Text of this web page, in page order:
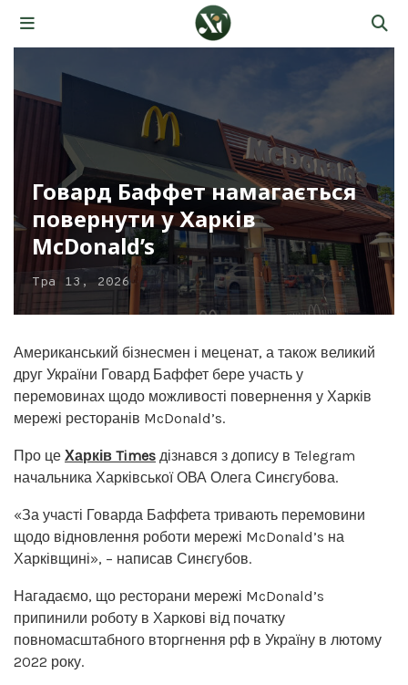
Говард Баффет намагається
повернути у Харків
McDonald’s
Тра 13, 2026
Американський бізнесмен і меценат, а також великий
друг України Говард Баффет бере участь у
перемовинах щодо можливості повернення у Харків
мережі ресторанів McDonald’s.
Про це Харків Times дізнався з допису в Telegram
начальника Харківської ОВА Олега Синєгубова.
«За участі Говарда Баффета тривають перемовини
щодо відновлення роботи мережі McDonald’s на
Харківщині», – написав Синєгубов.
Нагадаємо, що ресторани мережі McDonald’s
припинили роботу в Харкові від початку
повномасштабного вторгнення рф в Україну в лютому
2022 року.